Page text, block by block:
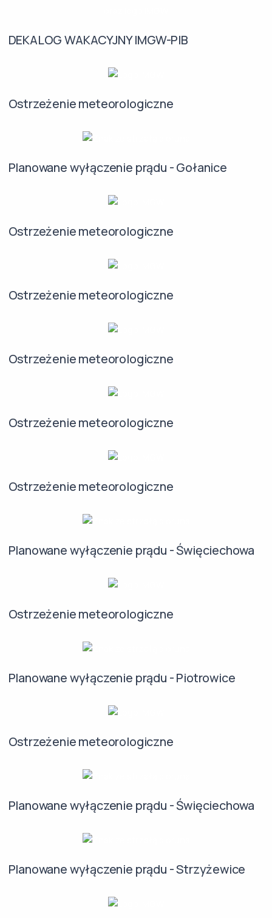
DEKALOG WAKACYJNY IMGW-PIB
Ostrzeżenie meteorologiczne
Planowane wyłączenie prądu - Gołanice
Ostrzeżenie meteorologiczne
Ostrzeżenie meteorologiczne
Ostrzeżenie meteorologiczne
Ostrzeżenie meteorologiczne
Ostrzeżenie meteorologiczne
Planowane wyłączenie prądu - Święciechowa
Ostrzeżenie meteorologiczne
Planowane wyłączenie prądu - Piotrowice
Ostrzeżenie meteorologiczne
Planowane wyłączenie prądu - Święciechowa
Planowane wyłączenie prądu - Strzyżewice